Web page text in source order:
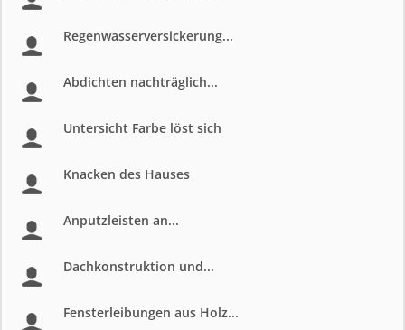
Regenwasserversickerung...
Abdichten nachträglich...
Untersicht Farbe löst sich
Knacken des Hauses
Anputzleisten an...
Dachkonstruktion und...
Fensterleibungen aus Holz...